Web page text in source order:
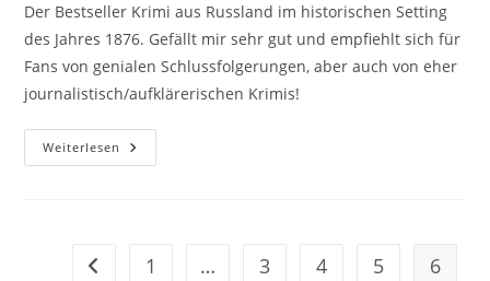
Der Bestseller Krimi aus Russland im historischen Setting
des Jahres 1876. Gefällt mir sehr gut und empfiehlt sich für
Fans von genialen Schlussfolgerungen, aber auch von eher
journalistisch/aufklärerischen Krimis!
Weiterlesen
1 … 3 4 5 6